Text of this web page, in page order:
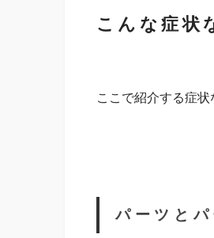
こんな症状
ここで紹介する症状
パーツと